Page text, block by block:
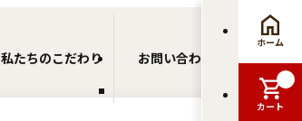
私たちのこだわり お問い合わせ
ホーム
カート